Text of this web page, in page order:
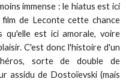
immense : le hiatus est ici
de Leconte cette chance
est ici amorale, voire
C'est donc l'histoire d'un
sorte de double de
assidu de Dostoïevski (mais